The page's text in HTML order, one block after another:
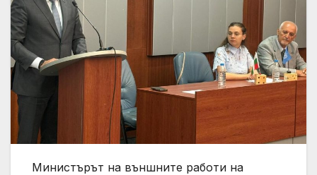
Министърът на външните работи на